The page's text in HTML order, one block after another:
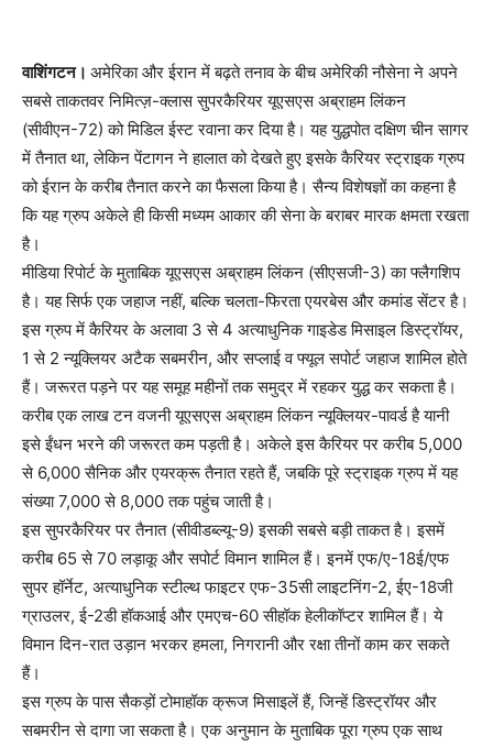
वाशिंगटन। अमेरिका और ईरान में बढ़ते तनाव के बीच अमेरिकी नौसेना ने अपने
सबसे ताकतवर निमित्ज़-क्लास सुपरकैरियर यूएसएस अब्राहम लिंकन
(सीवीएन-72) को मिडिल ईस्ट रवाना कर दिया है। यह युद्धपोत दक्षिण चीन सागर
में तैनात था, लेकिन पेंटागन ने हालात को देखते हुए इसके कैरियर स्ट्राइक ग्रुप
को ईरान के करीब तैनात करने का फैसला किया है। सैन्य विशेषज्ञों का कहना है
कि यह ग्रुप अकेले ही किसी मध्यम आकार की सेना के बराबर मारक क्षमता रखता
है।
मीडिया रिपोर्ट के मुताबिक यूएसएस अब्राहम लिंकन (सीएसजी-3) का फ्लैगशिप
है। यह सिर्फ एक जहाज नहीं, बल्कि चलता-फिरता एयरबेस और कमांड सेंटर है।
इस ग्रुप में कैरियर के अलावा 3 से 4 अत्याधुनिक गाइडेड मिसाइल डिस्ट्रॉयर,
1 से 2 न्यूक्लियर अटैक सबमरीन, और सप्लाई व फ्यूल सपोर्ट जहाज शामिल होते
हैं। जरूरत पड़ने पर यह समूह महीनों तक समुद्र में रहकर युद्ध कर सकता है।
करीब एक लाख टन वजनी यूएसएस अब्राहम लिंकन न्यूक्लियर-पावर्ड है यानी
इसे ईंधन भरने की जरूरत कम पड़ती है। अकेले इस कैरियर पर करीब 5,000
से 6,000 सैनिक और एयरक्रू तैनात रहते हैं, जबकि पूरे स्ट्राइक ग्रुप में यह
संख्या 7,000 से 8,000 तक पहुंच जाती है।
इस सुपरकैरियर पर तैनात (सीवीडब्ल्यू-9) इसकी सबसे बड़ी ताकत है। इसमें
करीब 65 से 70 लड़ाकू और सपोर्ट विमान शामिल हैं। इनमें एफ/ए-18ई/एफ
सुपर हॉर्नेट, अत्याधुनिक स्टील्थ फाइटर एफ-35सी लाइटनिंग-2, ईए-18जी
ग्राउलर, ई-2डी हॉकआई और एमएच-60 सीहॉक हेलीकॉप्टर शामिल हैं। ये
विमान दिन-रात उड़ान भरकर हमला, निगरानी और रक्षा तीनों काम कर सकते
हैं।
इस ग्रुप के पास सैकड़ों टोमाहॉक क्रूज मिसाइलें हैं, जिन्हें डिस्ट्रॉयर और
सबमरीन से दागा जा सकता है। एक अनुमान के मुताबिक पूरा ग्रुप एक साथ